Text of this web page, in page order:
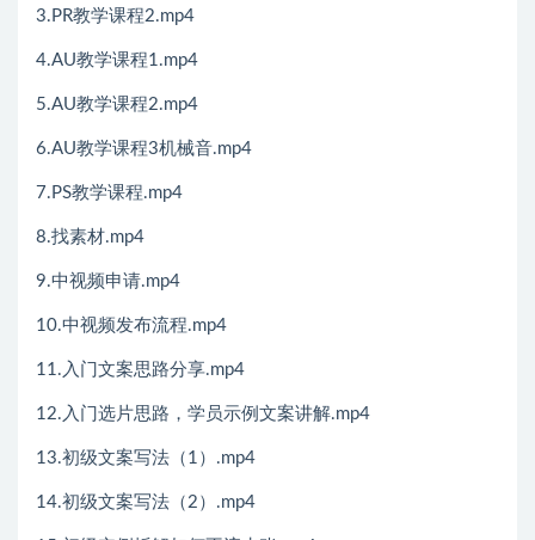
3.PR教学课程2.mp4
4.AU教学课程1.mp4
5.AU教学课程2.mp4
6.AU教学课程3机械音.mp4
7.PS教学课程.mp4
8.找素材.mp4
9.中视频申请.mp4
10.中视频发布流程.mp4
11.入门文案思路分享.mp4
12.入门选片思路，学员示例文案讲解.mp4
13.初级文案写法（1）.mp4
14.初级文案写法（2）.mp4